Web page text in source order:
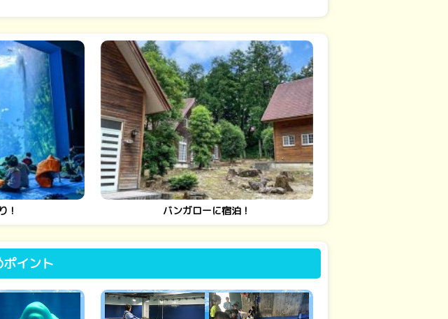
！ バンガローに宿泊！
イント